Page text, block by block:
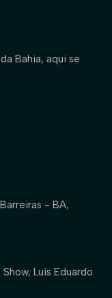
Bahia, aqui se
- BA,
Luís Eduardo